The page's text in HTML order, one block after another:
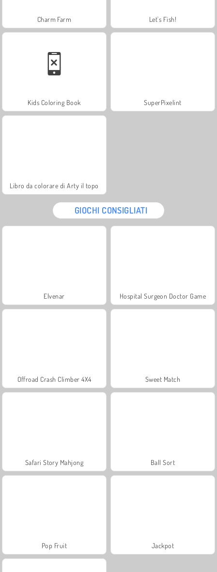
Charm Farm Let's Fish!
Kids Coloring Book SuperPixelint
Libro da colorare di Arty il topo
GIOCHI CONSIGLIATI
Elvenar Hospital Surgeon Doctor Game
Offroad Crash Climber 4X4 Sweet Match
Safari Story Mahjong Ball Sort
Pop Fruit Jackpot